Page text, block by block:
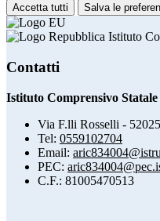
Accetta tutti Salva le
Istituto
Contatti
Istituto Comprensivo
Via F.lli Rosselli -
Tel: 0559102704
Email:
PEC:
C.F.: 81005470513